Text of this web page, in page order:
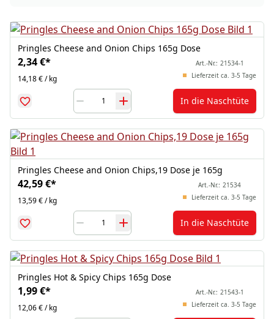
Pringles Cheese and Onion Chips 165g Dose
2,34 €*
14,18 € / kg
Art.-Nr.: 21534-1
Lieferzeit ca. 3-5 Tage
In die Naschtüte
Pringles Cheese and Onion Chips,19 Dose je 165g
42,59 €*
13,59 € / kg
Art.-Nr.: 21534
Lieferzeit ca. 3-5 Tage
In die Naschtüte
Pringles Hot & Spicy Chips 165g Dose
1,99 €*
12,06 € / kg
Art.-Nr.: 21543-1
Lieferzeit ca. 3-5 Tage